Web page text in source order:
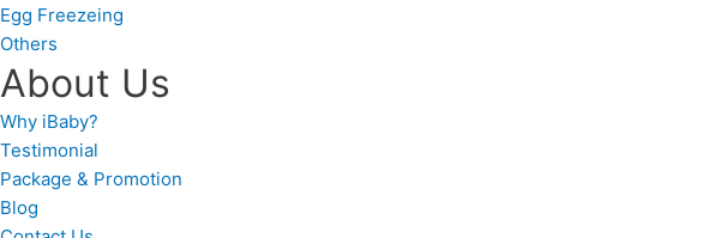
Egg Freezeing
Others
About Us
Why iBaby?
Testimonial
Package & Promotion
Blog